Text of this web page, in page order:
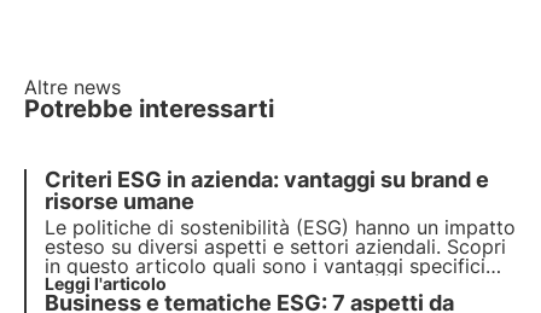
Altre news
Potrebbe interessarti
Criteri ESG in azienda: vantaggi su brand e
risorse umane
Le politiche di sostenibilità (ESG) hanno un impatto
esteso su diversi aspetti e settori aziendali. Scopri
in questo articolo quali sono i vantaggi specifici
sul brand e qual è il ruolo delle risorse umane.
Leggi l'articolo
Business e tematiche ESG: 7 aspetti da